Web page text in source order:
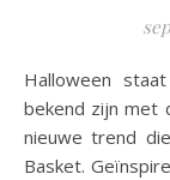
Halloween staat voor de deur! En terwijl we allemaal
bekend zijn met
nieuwe trend
Basket.